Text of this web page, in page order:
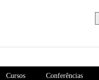
Conferências
Cursos